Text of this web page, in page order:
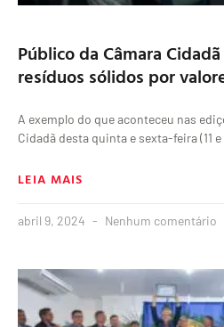
Público da Câmara
resíduos sólidos por
A exemplo do que aconteceu nas
Cidadã desta quinta e sexta-feira (11
LEIA MAIS
abril 9, 2024 Nenhum comentário